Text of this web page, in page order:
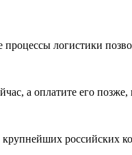
логистики
а оплатите его позже,
российских